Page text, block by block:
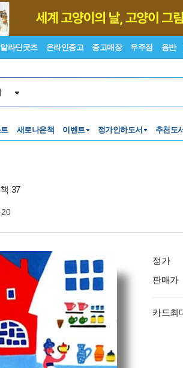
알라딘굿즈 온라인중고 중고매장 우주점 음반
새로나온책 이벤트 정가인하도서 추천도서
37
정가
판매가
카드최